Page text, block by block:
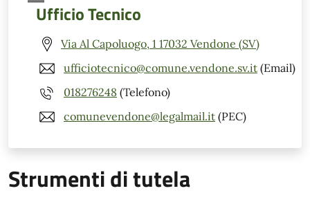
Ufficio Tecnico
Via Al Capoluogo, 1 17032 Vendone (SV)
ufficiotecnico@comune.vendone.sv.it (Email)
018276248 (Telefono)
comunevendone@legalmail.it (PEC)
Strumenti di tutela